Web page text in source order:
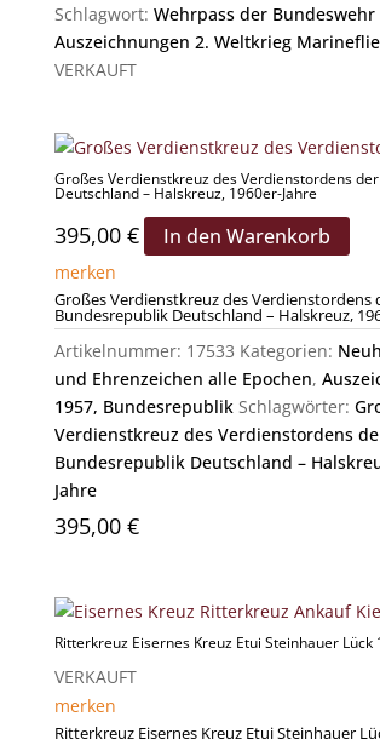
Schlagwort: Wehrpass der Bundeswehr
Auszeichnungen 2. Weltkrieg
VERKAUFT
Großes Verdienstkreuz des Verdienstordens
Deutschland – Halskreuz, 1960er-Jahre
395,00 € In den Warenkorb
merken
Großes Verdienstkreuz des Verdienstordens
Bundesrepublik Deutschland – Halskreuz,
Artikelnummer: 17533 Kategorien:
und Ehrenzeichen alle Epochen,
1957, Bundesrepublik Schlagwörter:
Verdienstkreuz des Verdienstordens
Bundesrepublik Deutschland –
Jahre
395,00 €
Ritterkreuz Eisernes Kreuz Etui Steinhauer Lück
VERKAUFT
merken
Ritterkreuz Eisernes Kreuz Etui Steinhauer